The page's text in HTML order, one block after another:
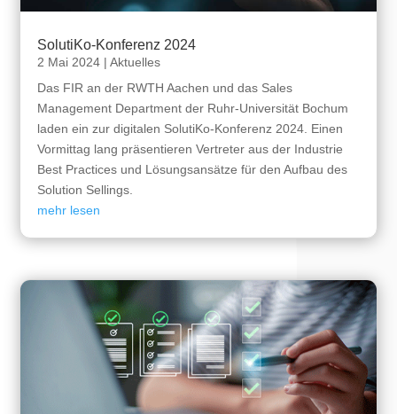
SolutiKo-Konferenz 2024
2 Mai 2024 |Aktuelles
Das FIR an der RWTH Aachen und das Sales
Management Department der Ruhr-Universität Bochum
laden ein zur digitalen SolutiKo-Konferenz 2024. Einen
Vormittag lang präsentieren Vertreter aus der Industrie
Best Practices und Lösungsansätze für den Aufbau des
Solution Sellings.
mehr lesen